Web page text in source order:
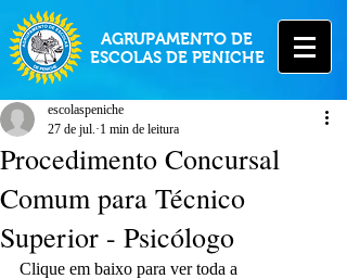
AGRUPAMENTO DE
ESCOLAS DE PENICHE
Procedimento Concursal
Comum para Técnico
Superior - Psicólogo
escolaspeniche
27 de jul. 1 min de leitura
Clique em baixo para ver toda a